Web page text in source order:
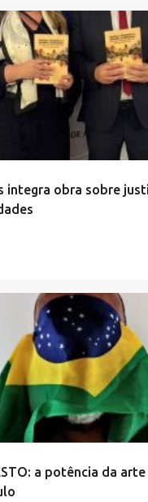
integra obra sobre
a potência da